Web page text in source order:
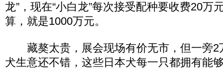
龙”，现在“小白龙”每次接受配种要收费20万
算，就是1000万元。
藏獒太贵，展会现场有价无市，但一旁2
犬生意还不错，这些日本犬每一只都拥有能